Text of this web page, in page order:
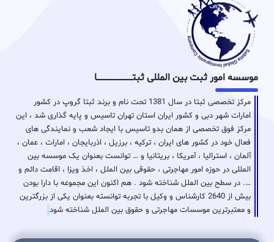
موسسه امور ثبت بین المللی ثبتـــــــــــــــــــــــــــــا
مرکز تخصصی ثبتا در سال 1381 تحت نام و برند ثبتا گروپ در کشور
امارات شهر دبی و کشور ایران استان تهران تاسیس و پایه گذاری شد ، این
مرکز فوق تخصصی از همان بدو تاسیس با ایجاد شعب و نمایندگی های
فعال خود در کشور های ایران ، ترکیه ، برزیل ، اذربایجان ، امارات ، عمان ،
آلمان ، استرالیا ، آمریکا ، بریتانیا و … توانست بعنوان یک موسسه بین
المللی در حوزه امور مهاجرتی ، حقوقی بین الملل ، اخذ ویزا ، اقامت دائم و
…. در سطح بین الملل شناخته شود . هم اکنون این مجموعه با دارا بودن
بیش از 2640 کارشناس و وکیل با تجربه توانسته بعنوان یکی از بزرگترین
و معتبرترین موسسات مهاجرتی و حقوق بین الملل شناخته شود.